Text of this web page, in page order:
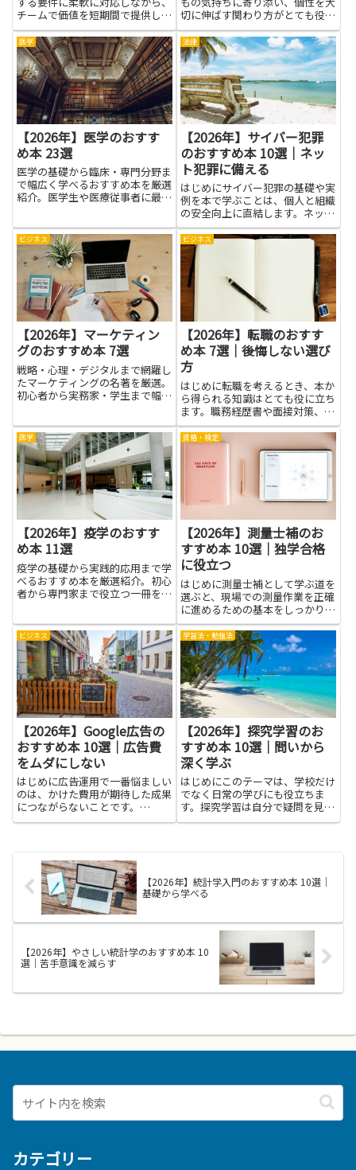
チームで価値を短期間で提供して
いく考え方です。本稿で紹介する
本は、実務の進め方がわかる視点
で選ばれており、現場で使える知
識や具体的な手順に触れられま
す。学ぶことで、計画と実行のバ
ラ...
切に伸ばす関わり方がとても役立
ちます。本を通じて、家の中の会
話のしかけ方や、兄弟がいないと
きのサポートのしかたを知ること
ができます。この記事では、そん
な視点を取り入れやすい本を紹
介...
医学
【2026年】医学のおすす
め本 23選
医学の基礎から臨床・専門分野ま
で幅広く学べるおすすめ本を厳選
紹介。医学生や医療従事者に最適
法律
【2026年】サイバー犯罪
のおすすめ本 10選｜ネッ
ト犯罪に備える
はじめにサイバー犯罪の基礎や実
例を本で学ぶことは、個人と組織
の安全向上に直結します。ネット
犯罪の仕組みや手口、被害に遭わ
ないための対策、発生後の対応ま
で幅広く理解できれば、日常生活
や仕事でのリスクを減らせます。
本を通じて得た知識は、パスワ
ー...
ビジネス
【2026年】マーケティン
グのおすすめ本 7選
戦略・心理・デジタルまで網羅し
たマーケティングの名著を厳選。
初心者から実務家・学生まで幅広
ビジネス
【2026年】転職のおすす
め本 7選｜後悔しない選び
方
はじめに転職を考えるとき、本か
ら得られる知識はとても役に立ち
ます。職務経歴書や面接対策、業
界理解、給与交渉など、実務に直
結する情報だけでなく、自分の価
値観や優先順位を見直すきっかけ
にもなります。複数の視点を取り
入れることで不安が和らぎ、判
医学
【2026年】疫学のおすす
め本 11選
疫学の基礎から実践的応用まで学
べるおすすめ本を厳選紹介。初心
者から専門家まで役立つ一冊を探
資格・検定
【2026年】測量士補のお
すすめ本 10選｜独学合格
に役立つ
はじめに測量士補として学ぶ道を
選ぶと、現場での測量作業を正確
に進めるための基本をしっかり押
さえることが大切です。この記事
は、測量士補を目指す人に役立つ
本を紹介します。読みやすい言葉
で書かれた本は、図面の読み方や
測量機器の使い方、測量のしく
み...
ビジネス
【2026年】Google広告の
おすすめ本 10選｜広告費
をムダにしない
はじめに広告運用で一番悩ましい
のは、かけた費用が期待した成果
につながらないことです。
Google広告を学ぶと、ターゲテ
策を理解できるようになります。
コンバージョントラッキングやレ
ポ...
学習法・勉強法
【2026年】探究学習のお
すすめ本 10選｜問いから
深く学ぶ
はじめにこのテーマは、学校だけ
でなく日常の学びにも役立ちま
す。探究学習は自分で疑問を見つ
け、その答えを本や実験で探す学
と、...
【2026年】統計学入門のおすすめ本 10選｜
基礎から学べる
【2026年】やさしい統計学のおすすめ本 10
選｜苦手意識を減らす
カテゴリー